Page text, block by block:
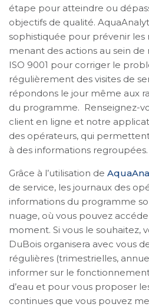
étape pour atteindre ou
objectifs de qualité.
sophistiquée pour prévenir les
menant des actions au sein
ISO 9001 pour corriger le
régulièrement des visites de
répondons le jour même aux
du programme. Renseignez-
client en ligne et notre
des opérateurs, qui
à des informations regroupées.
Grâce à l’utilisation de
de service, les journaux des
informations du programme
nuage, où vous pouvez
moment. Si vous le souhaitez,
DuBois organisera avec vous
régulières (trimestrielles,
informer sur le
d’eau et pour vous proposer
continues que vous pouvez